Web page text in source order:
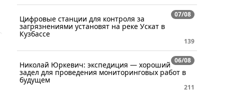
07/08
Цифровые станции для контроля за
загрязнениями установят на реке Ускат в
Кузбассе
139
06/08
Николай Юркевич: экспедиция — хороший
задел для проведения мониторинговых работ в
будущем
211